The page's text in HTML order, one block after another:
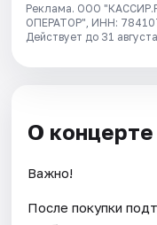
Реклама. ООО
ОПЕРАТОР", ИНН:
Действует до 31
О концерте
Важно!
После покупки